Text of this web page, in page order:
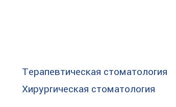
Терапевтическая стоматология
Хирургическая стоматология